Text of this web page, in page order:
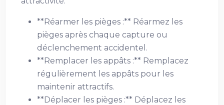
**Réarmer les pièges :** Réarmez les
pièges après chaque capture ou
déclenchement accidentel.
**Remplacer les appâts :** Remplacez
régulièrement les appâts pour les
maintenir attractifs.
**Déplacer les pièges :** Déplacez les